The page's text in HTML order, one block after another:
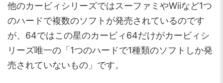
他のカービィシリーズではスーファミやWiiなど1つ
のハードで複数のソフトが発売されているのです
が、64ではこの星のカービィ64だけがカービィシ
リーズ唯一の「1つのハードで1種類のソフトしか発
売されていないもの」です。